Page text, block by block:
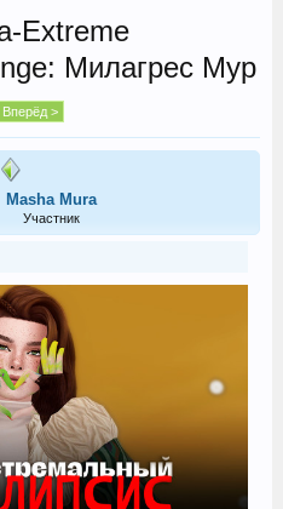
Extreme
Милагрес Мур
Вперёд >
Masha Mura
Участник